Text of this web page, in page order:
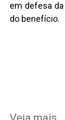
em defesa
do benefício.